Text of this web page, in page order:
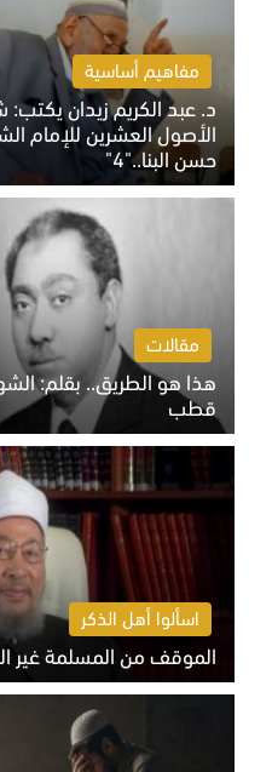
مفاهيم أساسية
د. عبد الكريم زيدان يكتب:
الأصول العشرين للإمام
حسن البنا.."4"
الخميس 6 أغسطس 2026 10:27 ص
مقالات
هذا هو الطريق.. بقلم:
قطب
الخميس 6 أغسطس 2026 10:52 ص
اسألوا أهل الذكر
الموقف من المسلمة غير
الخميس 6 أغسطس 2026 10:45 ص